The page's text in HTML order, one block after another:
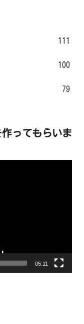
111
100
79
ってもらいま
05:11